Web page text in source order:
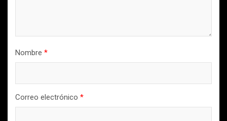
Nombre *
Correo electrónico *